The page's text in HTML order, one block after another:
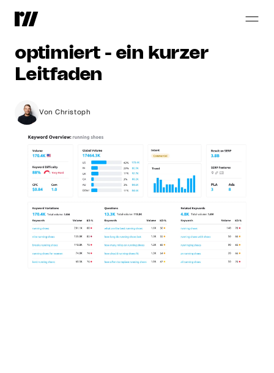
Wie
Websiteinhalte
optimiert - ein kurzer
Leitfaden
Von Christoph